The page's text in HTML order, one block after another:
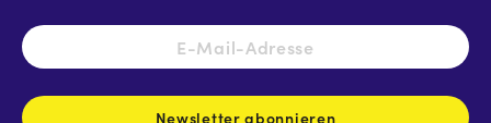
E-
Mail-
Newsletter abonnieren